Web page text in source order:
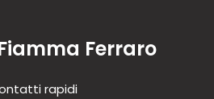
Ferraro
rapidi